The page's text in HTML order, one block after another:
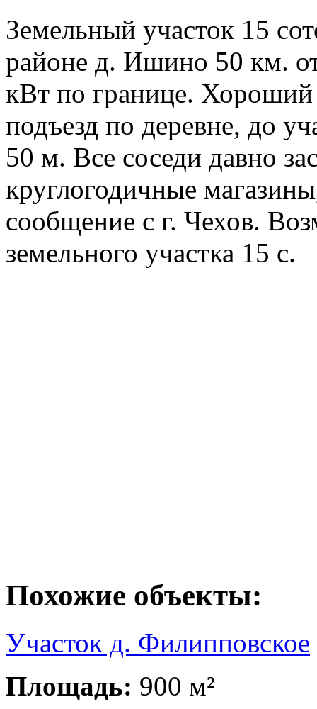
Земельный участок 15
районе д. Ишино 50 км.
кВт по границе. Хороший
подъезд по деревне, до
50 м. Все соседи давно
круглогодичные
сообщение с г. Чехов.
земельного участка 15 с.
Похожие объекты:
Участок д. Филипповское
Площадь: 900 м²